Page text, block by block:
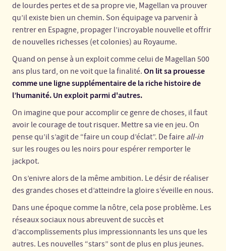
de lourdes pertes et de sa propre vie, Magellan va prouver
qu’il existe bien un chemin. Son équipage va parvenir à
rentrer en Espagne, propager l’incroyable nouvelle et offrir
de nouvelles richesses (et colonies) au Royaume.
Quand on pense à un exploit comme celui de Magellan 500
ans plus tard, on ne voit que la finalité. On lit sa prouesse
comme une ligne supplémentaire de la riche histoire de
l’humanité. Un exploit parmi d'autres.
On imagine que pour accomplir ce genre de choses, il faut
avoir le courage de tout risquer. Mettre sa vie en jeu. On
pense qu’il s’agit de “faire un coup d’éclat”. De faire all-in
sur les rouges ou les noirs pour espérer remporter le
jackpot.
On s’enivre alors de la même ambition. Le désir de réaliser
des grandes choses et d’atteindre la gloire s’éveille en nous.
Dans une époque comme la nôtre, cela pose problème. Les
réseaux sociaux nous abreuvent de succès et
d’accomplissements plus impressionnants les uns que les
autres. Les nouvelles “stars” sont de plus en plus jeunes.